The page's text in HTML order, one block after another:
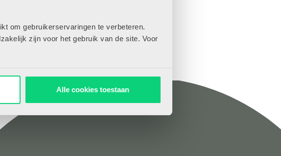
om gebruikerservaringen te verbeteren.
zijn voor het gebruik van de site. Voor
Alle cookies toestaan